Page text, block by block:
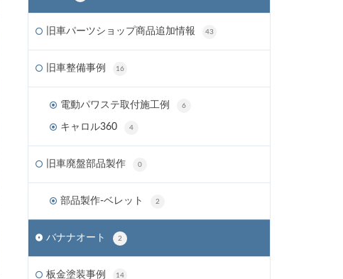
旧車パーツショップ商品追加情報 43
旧車整備事例 16
電動パワステ取付施工例 6
キャロル360 4
旧車廃盤部品製作 0
部品製作-ベレット 2
バナナオート 2
板金塗装事例 14